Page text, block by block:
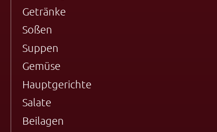
Getränke
Soßen
Suppen
Gemüse
Hauptgerichte
Salate
Beilagen